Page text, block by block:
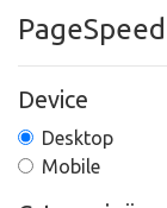
Device
Desktop
Mobile